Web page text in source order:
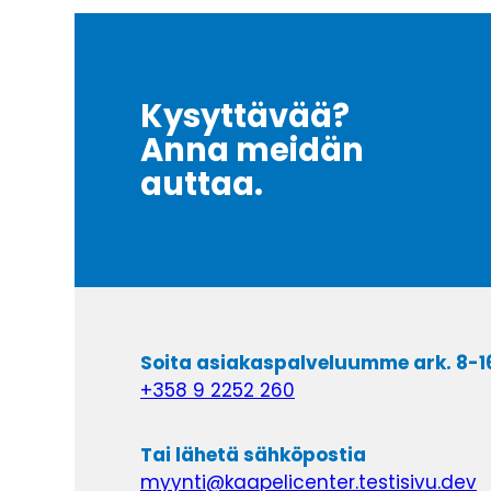
Kysyttävää?
Anna meidän
auttaa.
Soita asiakaspalveluumme ark. 8-
+358 9 2252 260
Tai lähetä sähköpostia
myynti@kaapelicenter.testisivu.dev